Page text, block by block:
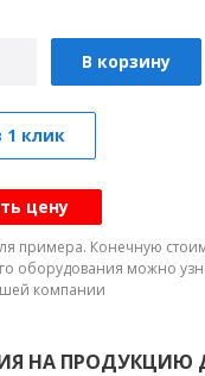
В корзину
1 клик
цену
примера. Конечную
оборудования можно
компании
НА ПРОДУКЦИЮ